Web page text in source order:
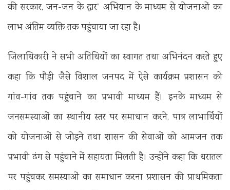
की सरकार, जन-जन के द्वार” अभियान के माध्यम से योजनाओं का
लाभ अंतिम व्यक्ति तक पहुंचाया जा रहा है।
जिलाधिकारी ने सभी अतिथियों का स्वागत तथा अभिनंदन करते हुए
कहा कि पौड़ी जैसे विशाल जनपद में ऐसे कार्यक्रम प्रशासन को
गांव-गांव तक पहुंचाने का प्रभावी माध्यम हैं। इनके माध्यम से
जनसमस्याओं का स्थानीय स्तर पर समाधान करने, पात्र लाभार्थियों
को योजनाओं से जोड़ने तथा शासन की सेवाओं को आमजन तक
प्रभावी ढंग से पहुंचाने में सहायता मिलती है। उन्होंने कहा कि धरातल
पर पहुंचकर समस्याओं का समाधान करना प्रशासन की प्राथमिकता